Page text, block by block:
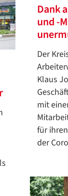
Dank
und -
Der
Klaus
mit
für
der